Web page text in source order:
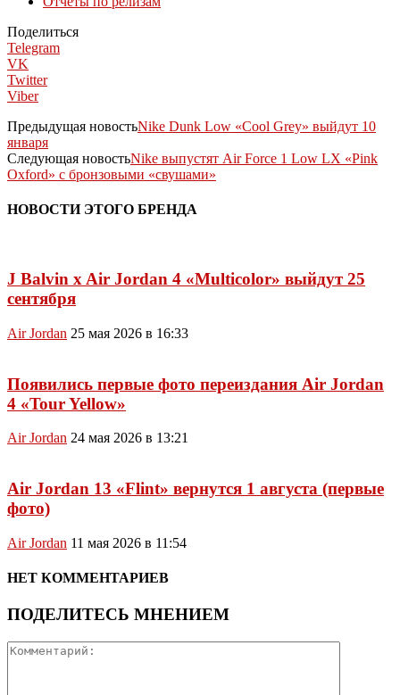
Поделиться
Telegram
VK
Twitter
Viber
Предыдущая новостьNike Dunk Low «Cool Grey» выйдут 10
января
Следующая новостьNike выпустят Air Force 1 Low LX «Pink
Oxford» с бронзовыми «свушами»
НОВОСТИ ЭТОГО БРЕНДА
J Balvin x Air Jordan 4 «Multicolor» выйдут 25
сентября
Air Jordan 25 мая 2026 в 16:33
Появились первые фото переиздания Air Jordan
4 «Tour Yellow»
Air Jordan 24 мая 2026 в 13:21
Air Jordan 13 «Flint» вернутся 1 августа (первые
фото)
Air Jordan 11 мая 2026 в 11:54
НЕТ КОММЕНТАРИЕВ
ПОДЕЛИТЕСЬ МНЕНИЕМ